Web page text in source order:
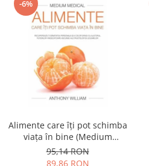
-6%
Alimente care îţi pot schimba
viaţa în bine (Medium
medical)
95,14 RON
89,86 RON